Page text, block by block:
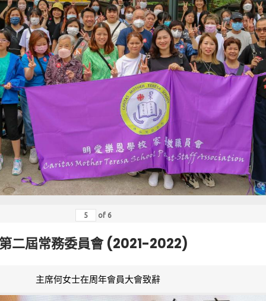
of 6
二屆常務委員會 (2021-2022)
主席何女士在周年會員大會致辭